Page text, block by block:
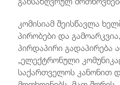
კომისიამ შეისწავლა
პირობები და
პირდაპირი გადაპირება
„ელექტრონული
საქართველოს კანონით